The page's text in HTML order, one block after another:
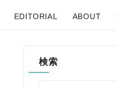
EDITORIAL ABOUT
検索